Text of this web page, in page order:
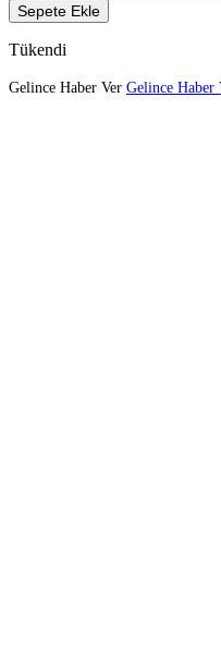
Sepete Ekle
Tükendi
Gelince Haber Ver Gelince Haber